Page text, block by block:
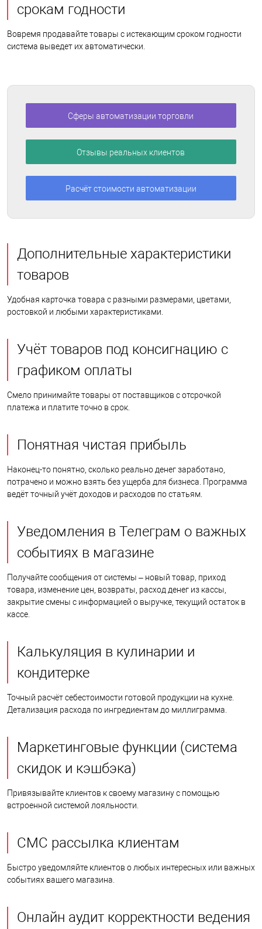
срокам годности
Вовремя продавайте товары с истекающим сроком годности
система выведет их автоматически.
Сферы автоматизации торговли
Отзывы реальных клиентов
Расчёт стоимости автоматизации
Дополнительные характеристики
товаров
Удобная карточка товара с разными размерами, цветами,
ростовкой и любыми характеристиками.
Учёт товаров под консигнацию с
графиком оплаты
Смело принимайте товары от поставщиков с отсрочкой
платежа и платите точно в срок.
Понятная чистая прибыль
Наконец-то понятно, сколько реально денег заработано,
потрачено и можно взять без ущерба для бизнеса. Программа
ведёт точный учёт доходов и расходов по статьям.
Уведомления в Телеграм о важных
событиях в магазине
Получайте сообщения от системы – новый товар, приход
товара, изменение цен, возвраты, расход денег из кассы,
закрытие смены с информацией о выручке, текущий остаток в
кассе.
Калькуляция в кулинарии и
кондитерке
Точный расчёт себестоимости готовой продукции на кухне.
Детализация расхода по ингредиентам до миллиграмма.
Маркетинговые функции (система
скидок и кэшбэка)
Привязывайте клиентов к своему магазину с помощью
встроенной системой лояльности.
СМС рассылка клиентам
Быстро уведомляйте клиентов о любых интересных или важных
событиях вашего магазина.
Онлайн аудит корректности ведения